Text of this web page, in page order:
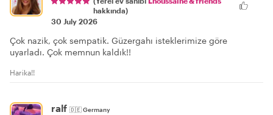
hakkında)
30 July 2026
Çok nazik, çok sempatik. Güzergahı isteklerimize göre
uyarladı. Çok memnun kaldık!!
Harika!!
ralf 🇩🇪Germany